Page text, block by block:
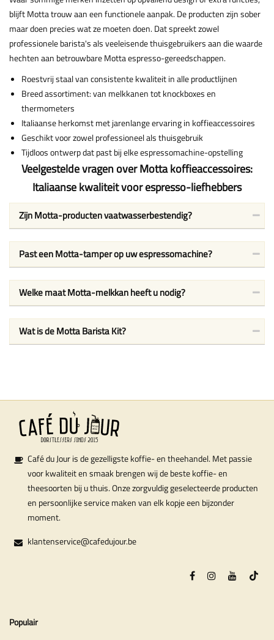
blijft Motta trouw aan een functionele aanpak. De producten zijn sober
maar doen precies wat ze moeten doen. Dat spreekt zowel
professionele barista's als veeleisende thuisgebruikers aan die waarde
hechten aan betrouwbare Motta espresso-gereedschappen.
Roestvrij staal van consistente kwaliteit in alle productlijnen
Breed assortiment: van melkkanen tot knockboxes en
thermometers
Italiaanse herkomst met jarenlange ervaring in koffieaccessoires
Geschikt voor zowel professioneel als thuisgebruik
Tijdloos ontwerp dat past bij elke espressomachine-opstelling
Veelgestelde vragen over Motta koffieaccessoires:
Italiaanse kwaliteit voor espresso-liefhebbers
Zijn Motta-producten vaatwasserbestendig?
Past een Motta-tamper op uw espressomachine?
Welke maat Motta-melkkan heeft u nodig?
Wat is de Motta Barista Kit?
Café du Jour is de gezelligste koffie- en theehandel. Met passie
voor kwaliteit en smaak brengen wij de beste koffie- en
theesoorten bij u thuis. Onze zorgvuldig geselecteerde producten
en persoonlijke service maken van elk kopje een bijzonder
moment.
klantenservice@cafedujour.be
Populair